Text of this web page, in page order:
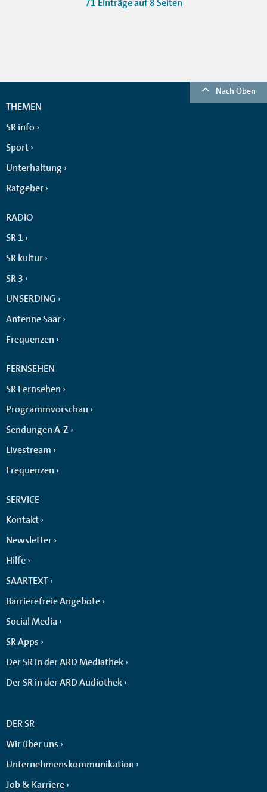
71 Einträge auf 8 Seiten
Nach Oben
THEMEN
SR info
Sport
Unterhaltung
Ratgeber
RADIO
SR 1
SR kultur
SR 3
UNSERDING
Antenne Saar
Frequenzen
FERNSEHEN
SR Fernsehen
Programmvorschau
Sendungen A-Z
Livestream
Frequenzen
SERVICE
Kontakt
Newsletter
Hilfe
SAARTEXT
Barrierefreie Angebote
Social Media
SR Apps
Der SR in der ARD Mediathek
Der SR in der ARD Audiothek
DER SR
Wir über uns
Unternehmenskommunikation
Job & Karriere